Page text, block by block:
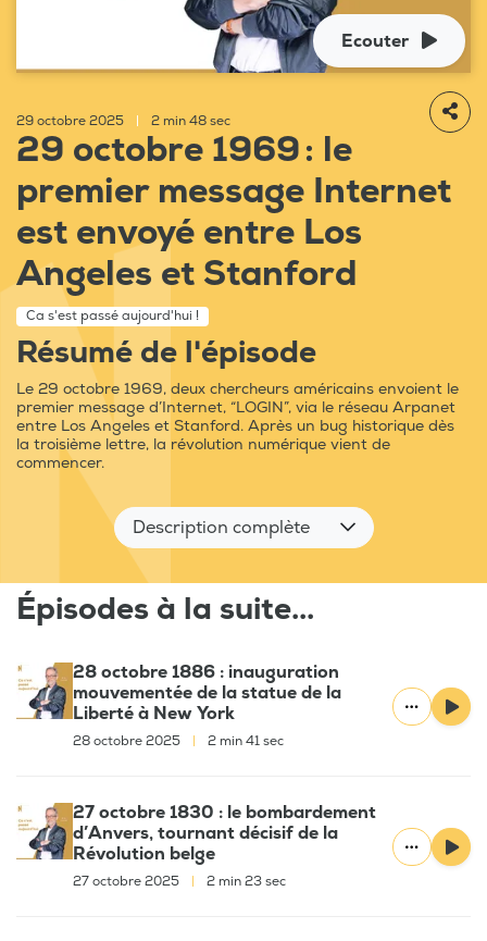
Ecouter
29 octobre 2025 2 min 48 sec
29 octobre 1969 : le
premier message Internet
est envoyé entre Los
Angeles et Stanford
Ca s'est passé aujourd'hui !
Résumé de l'épisode
Le 29 octobre 1969, deux chercheurs américains envoient le
premier message d’Internet, “LOGIN”, via le réseau Arpanet
entre Los Angeles et Stanford. Après un bug historique dès
la troisième lettre, la révolution numérique vient de
commencer.
Description complète
Épisodes à la suite...
28 octobre 1886 : inauguration
mouvementée de la statue de la
Liberté à New York
28 octobre 2025 2 min 41 sec
27 octobre 1830 : le bombardement
d’Anvers, tournant décisif de la
Révolution belge
27 octobre 2025 2 min 23 sec